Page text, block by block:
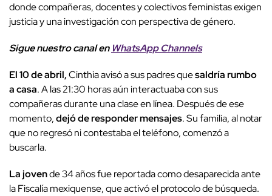
donde compañeras, docentes y colectivos feministas exigen
justicia y una investigación con perspectiva de género.
Sigue nuestro canal en WhatsApp Channels
El 10 de abril,Cinthia avisó a sus padres quesaldría rumbo
a casa. A las 21:30 horas aún interactuaba con sus
compañeras durante una clase en línea. Después de ese
momento,dejó de responder mensajes. Su familia, al notar
que no regresó ni contestaba el teléfono, comenzó a
buscarla.
La jovende 34 años fue reportada como desaparecida ante
la Fiscalía mexiquense, que activó el protocolo de búsqueda.